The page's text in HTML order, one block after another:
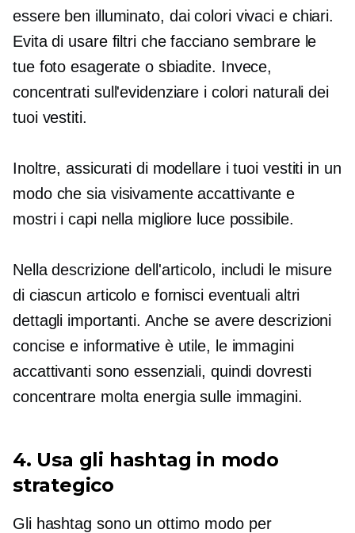
essere ben illuminato, dai colori vivaci e chiari.
Evita di usare filtri che facciano sembrare le
tue foto esagerate o sbiadite. Invece,
concentrati sull'evidenziare i colori naturali dei
tuoi vestiti.
Inoltre, assicurati di modellare i tuoi vestiti in un
modo che sia visivamente accattivante e
mostri i capi nella migliore luce possibile.
Nella descrizione dell'articolo, includi le misure
di ciascun articolo e fornisci eventuali altri
dettagli importanti. Anche se avere descrizioni
concise e informative è utile, le immagini
accattivanti sono essenziali, quindi dovresti
concentrare molta energia sulle immagini.
4. Usa gli hashtag in modo
strategico
Gli hashtag sono un ottimo modo per